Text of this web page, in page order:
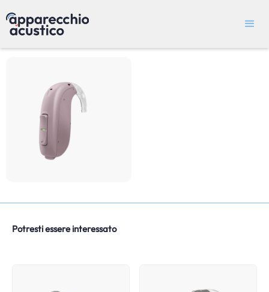
Potresti essere interessato